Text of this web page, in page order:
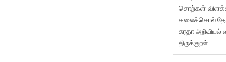
சொற்கள்
கலைச்சொல்
சுரதா
திருக்குறள்